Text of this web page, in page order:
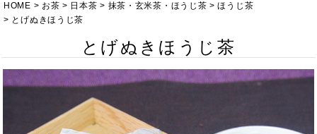
HOME お茶 日本茶 抹茶・玄米茶・ほうじ茶
ほうじ茶
とげぬきほうじ茶
とげぬきほうじ茶